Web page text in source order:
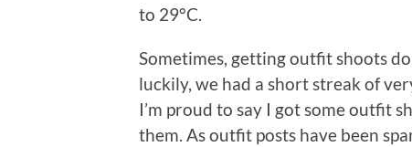
to 29°C.
Sometimes, getting outfit shoots
luckily, we had a short streak of
I’m proud to say I got some outfit
them. As outfit posts have been